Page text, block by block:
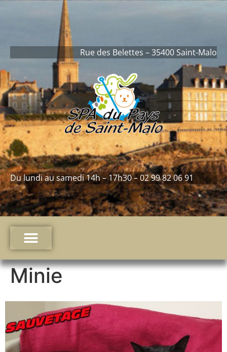
Rue des Belettes – 35400 Saint-Malo
Du lundi au samedi 14h – 17h30 – 02 99 82 06 91
Minie